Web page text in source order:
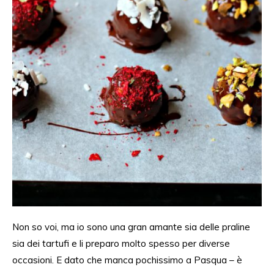
Non so voi, ma io sono una gran amante sia delle praline
sia dei tartufi e li preparo molto spesso per diverse
occasioni. E dato che manca pochissimo a Pasqua – è